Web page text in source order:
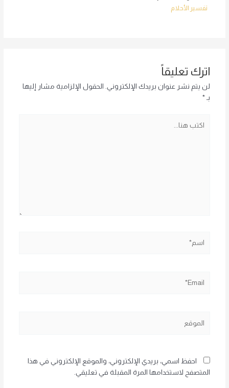
تفسير الأحلام
اترك تعليقاً
لن يتم نشر عنوان بريدك الإلكتروني. الحقول الإلزامية مشار إليها
بـ *
هنا...
احفظ اسمي، بريدي الإلكتروني، والموقع الإلكتروني في هذا
المتصفح لاستخدامها المرة المقبلة في تعليقي.